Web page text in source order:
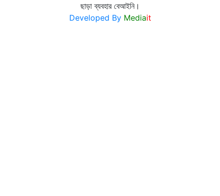
ছাড়া ব্যবহার বেআইনি।
Developed By Mediait